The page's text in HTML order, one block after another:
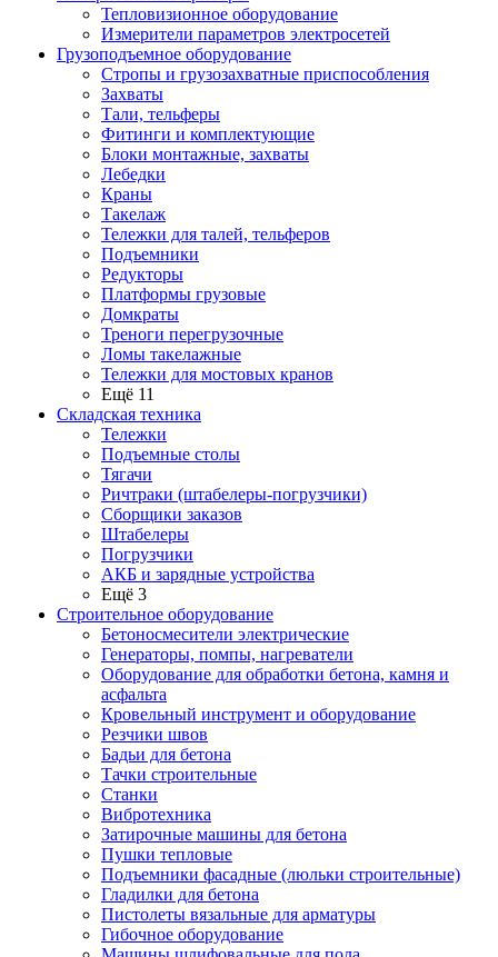
Тепловизионное оборудование
Измерители параметров электросетей
Грузоподъемное оборудование
Стропы и грузозахватные приспособления
Захваты
Тали, тельферы
Фитинги и комплектующие
Блоки монтажные, захваты
Лебедки
Краны
Такелаж
Тележки для талей, тельферов
Подъемники
Редукторы
Платформы грузовые
Домкраты
Треноги перегрузочные
Ломы такелажные
Тележки для мостовых кранов
Ещё 11
Складская техника
Тележки
Подъемные столы
Тягачи
Ричтраки (штабелеры-погрузчики)
Сборщики заказов
Штабелеры
Погрузчики
АКБ и зарядные устройства
Ещё 3
Строительное оборудование
Бетоносмесители электрические
Генераторы, помпы, нагреватели
Оборудование для обработки бетона, камня и
асфальта
Кровельный инструмент и оборудование
Резчики швов
Бадьи для бетона
Тачки строительные
Станки
Вибротехника
Затирочные машины для бетона
Пушки тепловые
Подъемники фасадные (люльки строительные)
Гладилки для бетона
Пистолеты вязальные для арматуры
Гибочное оборудование